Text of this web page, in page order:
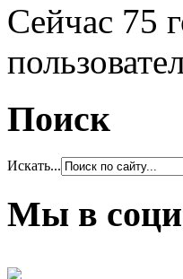
Сейчас 75
Поиск
Искать...
Мы в